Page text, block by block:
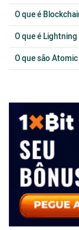
O que é
O que é
O que são